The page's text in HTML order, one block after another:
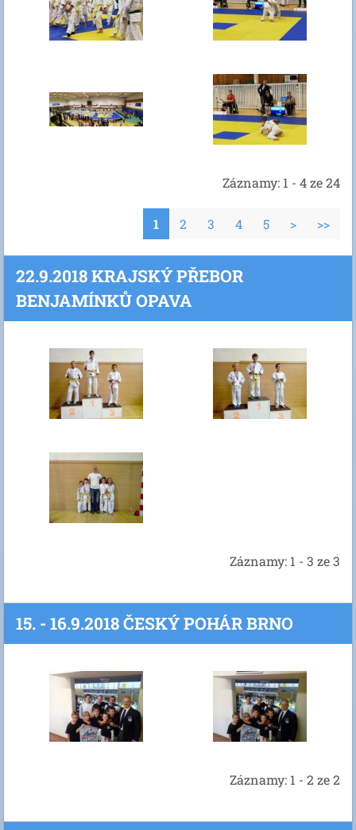
Záznamy: 1 - 4 ze 24
1 2 3 4 5 > >>
22.9.2018 KRAJSKÝ PŘEBOR
BENJAMÍNKŮ OPAVA
Záznamy: 1 - 3 ze 3
15. - 16.9.2018 ČESKÝ POHÁR BRNO
Záznamy: 1 - 2 ze 2